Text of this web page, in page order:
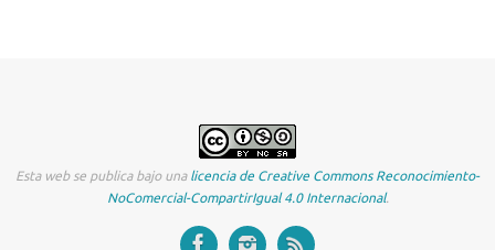
Esta web se publica bajo unalicencia de Creative Commons Reconocimiento-
NoComercial-CompartirIgual 4.0 Internacional.